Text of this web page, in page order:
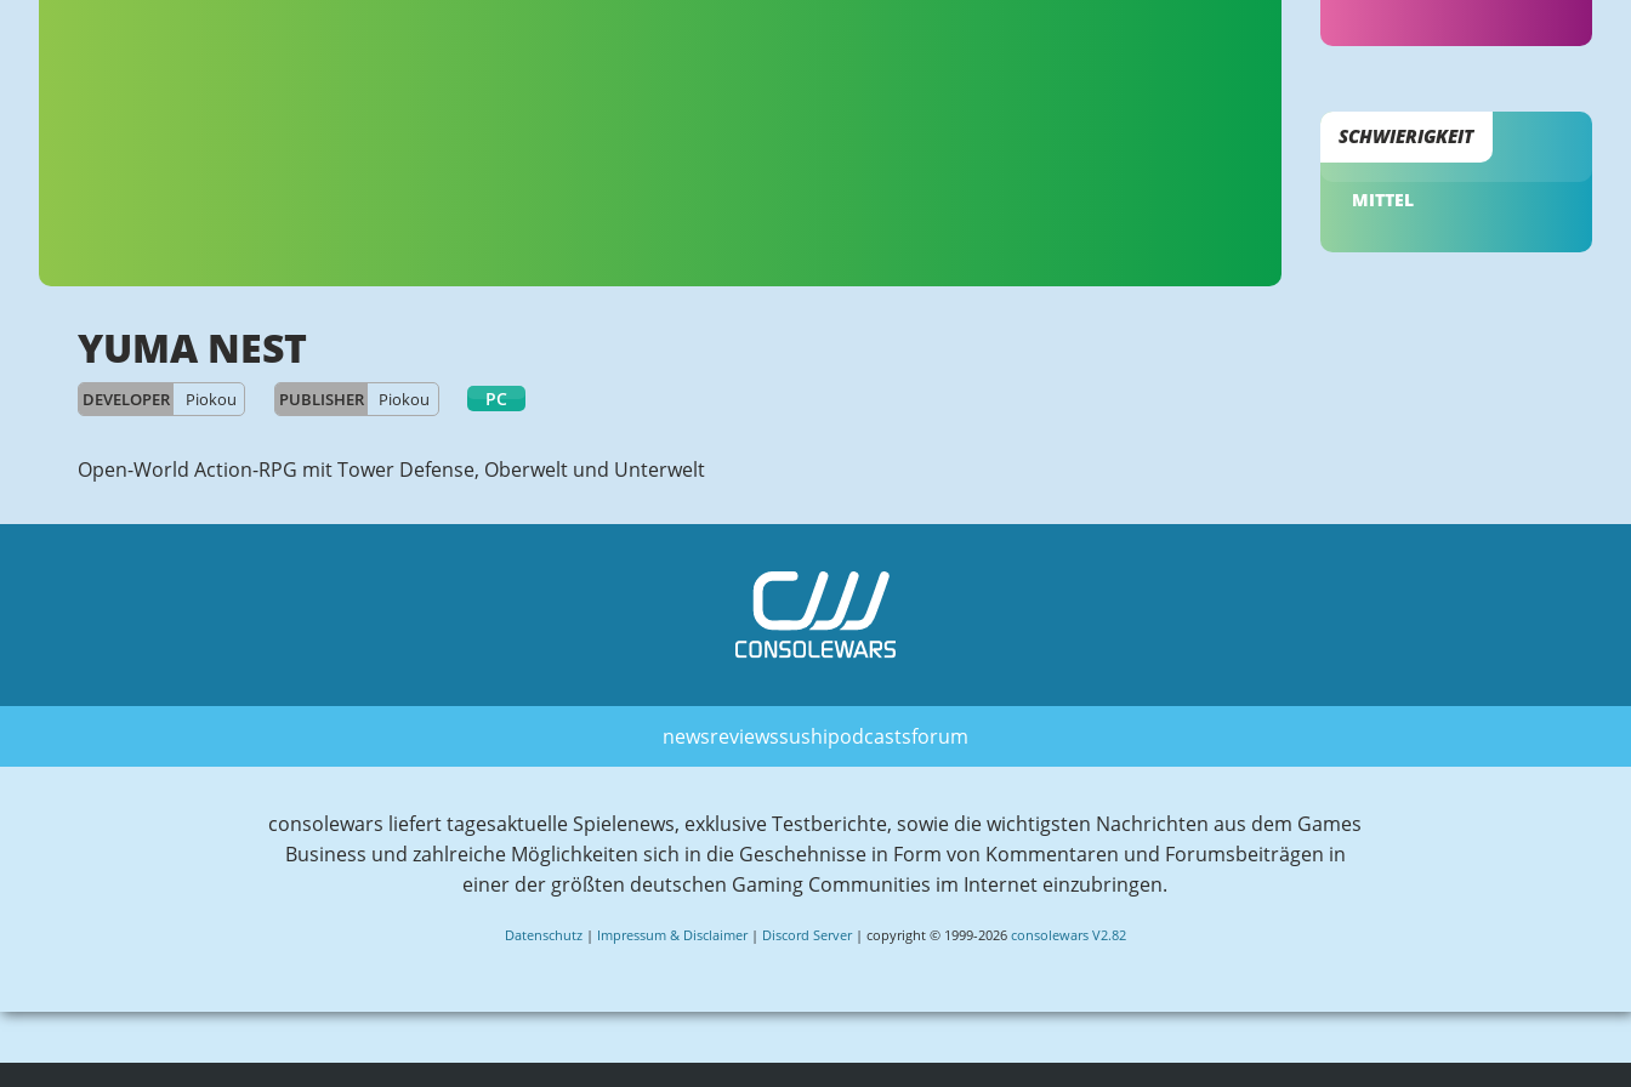
SCHWIERIGKEIT
MITTEL
YUMA NEST
DEVELOPER Piokou PUBLISHER Piokou PC
Open-World Action-RPG mit Tower Defense, Oberwelt und Unterwelt
newsreviewssushipodcastsforum
consolewars liefert tagesaktuelle Spielenews, exklusive Testberichte, sowie die wichtigsten Nachrichten aus dem Games
Business und zahlreiche Möglichkeiten sich in die Geschehnisse in Form von Kommentaren und Forumsbeiträgen in
einer der größten deutschen Gaming Communities im Internet einzubringen.
Datenschutz| Impressum & Disclaimer| Discord Server| copyright © 1999-2026 consolewars V2.82